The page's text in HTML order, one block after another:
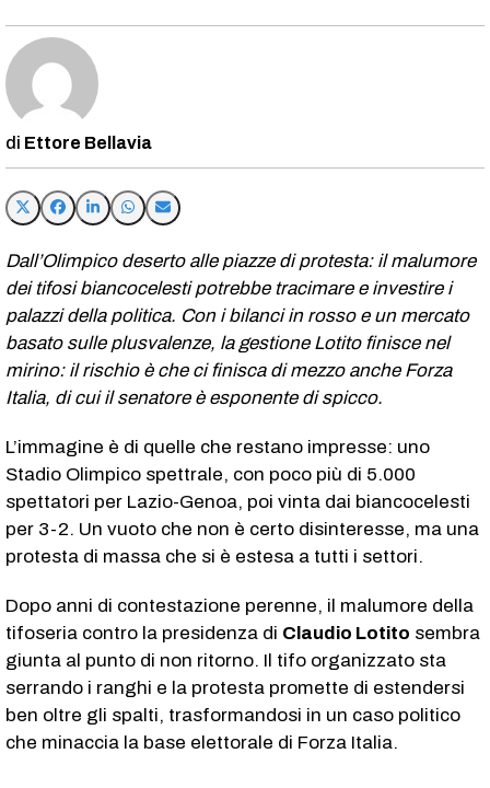
Ettore Bellavia
Dall’Olimpico deserto alle piazze di protesta: il malumore
dei tifosi biancocelesti potrebbe tracimare e investire i
palazzi della politica. Con i bilanci in rosso e un mercato
basato sulle plusvalenze, la gestione Lotito finisce nel
mirino: il rischio è che ci finisca di mezzo anche Forza
Italia, di cui il senatore è esponente di spicco.
L’immagine è di quelle che restano impresse: uno
Stadio Olimpico spettrale, con poco più di 5.000
spettatori per Lazio-Genoa, poi vinta dai biancocelesti
per 3-2. Un vuoto che non è certo disinteresse, ma una
protesta di massa che si è estesa a tutti i settori.
Dopo anni di contestazione perenne, il malumore della
tifoseria contro la presidenza di Claudio Lotito sembra
giunta al punto di non ritorno. Il tifo organizzato sta
serrando i ranghi e la protesta promette di estendersi
ben oltre gli spalti, trasformandosi in un caso politico
che minaccia la base elettorale di Forza Italia.